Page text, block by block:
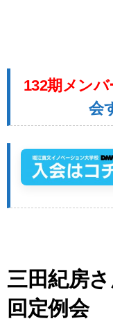
132期メンバ
会
三田紀房
回定例会